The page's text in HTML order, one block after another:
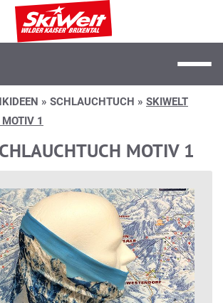
» SCHLAUCHTUCH » SKIWELT
1
MOTIV 1